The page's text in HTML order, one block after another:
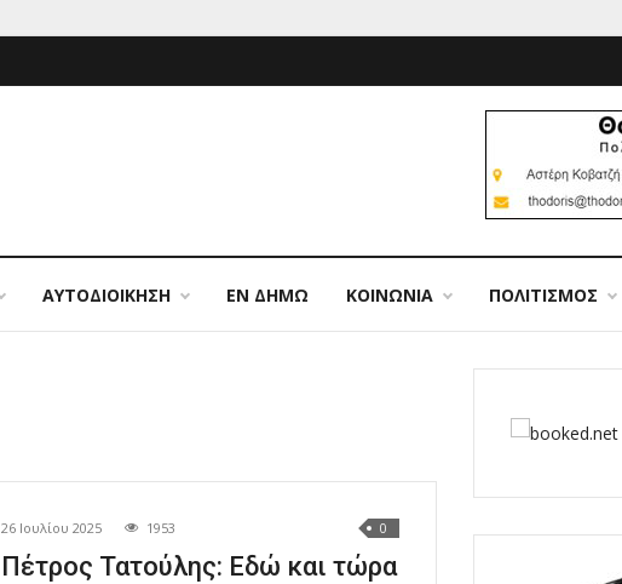
ΑΥΤΟΔΙΟΙΚΗΣΗ ΕΝ ΔΗΜΩ ΚΟΙΝΩΝΙΑ ΠΟΛΙΤΙΣΜΟΣ
26 Ιουλίου 2025 1953 0
Πέτρος Τατούλης: Εδώ και τώρα